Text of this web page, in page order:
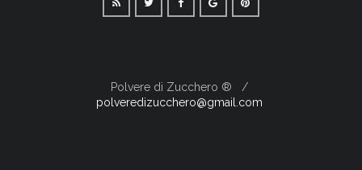
Polvere di Zucchero ®
polveredizucchero@gmail.com